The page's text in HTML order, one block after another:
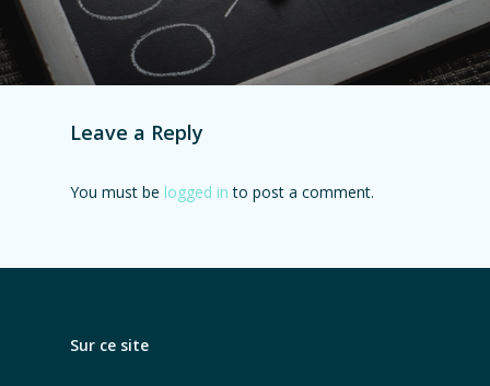
Leave a Reply
You must be logged in to post a comment.
Sur ce site